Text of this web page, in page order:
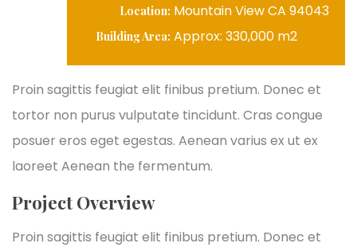
Location: Mountain View CA 94043
Building Area: Approx: 330,000 m2
Proin sagittis feugiat elit finibus pretium. Donec et
tortor non purus vulputate tincidunt. Cras congue
posuer eros eget egestas. Aenean varius ex ut ex
laoreet Aenean the fermentum.
Project Overview
Proin sagittis feugiat elit finibus pretium. Donec et